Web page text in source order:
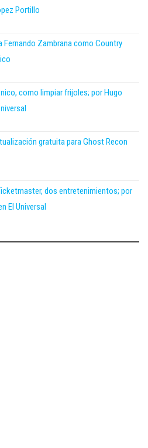
Portillo
Fernando Zambrana como Country
como limpiar frijoles; por Hugo
gratuita para Ghost Recon
dos entretenimientos; por
El Universal